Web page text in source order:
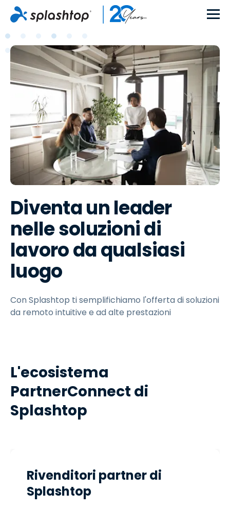
Diventa un leader
nelle soluzioni di
lavoro da qualsiasi
luogo
Con Splashtop ti semplifichiamo l'offerta di soluzioni
da remoto intuitive e ad alte prestazioni
L'ecosistema
PartnerConnect di
Splashtop
Rivenditori partner di
Splashtop